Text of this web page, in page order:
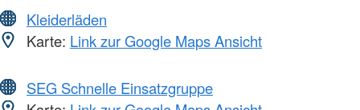
Kleiderläden
Karte: Link zur Google Maps Ansicht
SEG Schnelle Einsatzgruppe